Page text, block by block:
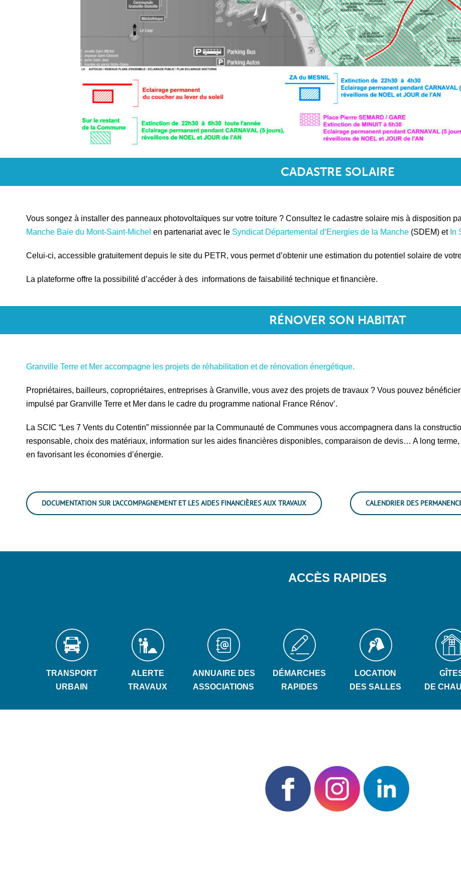
CADASTRE SOLAIRE
Vous songez à installer des panneaux photovoltaïques sur votre toiture ? Consultez le cadastre solaire mis à disposition
Manche Baie du Mont-Saint-Michel en partenariat avec le Syndicat Départemental d’Energies de la Manche(SDEM) et In
Celui-ci, accessible gratuitement depuis le site du PETR, vous permet d’obtenir une estimation du potentiel solaire de
La plateforme offre la possibilité d’accéder à des informations de faisabilité technique et financière.
RÉNOVER SON HABITAT
Granville Terre et Mer accompagne les projets de réhabilitation et de rénovation énergétique.
Propriétaires, bailleurs, copropriétaires, entreprises à Granville, vous avez des projets de travaux ? Vous pouvez
impulsé par Granville Terre et Mer dans le cadre du programme national France Rénov’.
La SCIC “Les 7 Vents du Cotentin” missionnée par la Communauté de Communes vous accompagnera dans la
responsable, choix des matériaux, information sur les aides financières disponibles, comparaison de devis… A long
en favorisant les économies d’énergie.
DOCUMENTATION SUR L’ACCOMPAGNEMENT ET LES AIDES FINANCIÈRES AUX TRAVAUX CALENDRIER DES
ACCÈS RAPIDES
TRANSPORT
URBAIN
ALERTE
TRAVAUX
ANNUAIRE DES
ASSOCIATIONS
DÉMARCHES
RAPIDES
LOCATION
DES SALLES
DE